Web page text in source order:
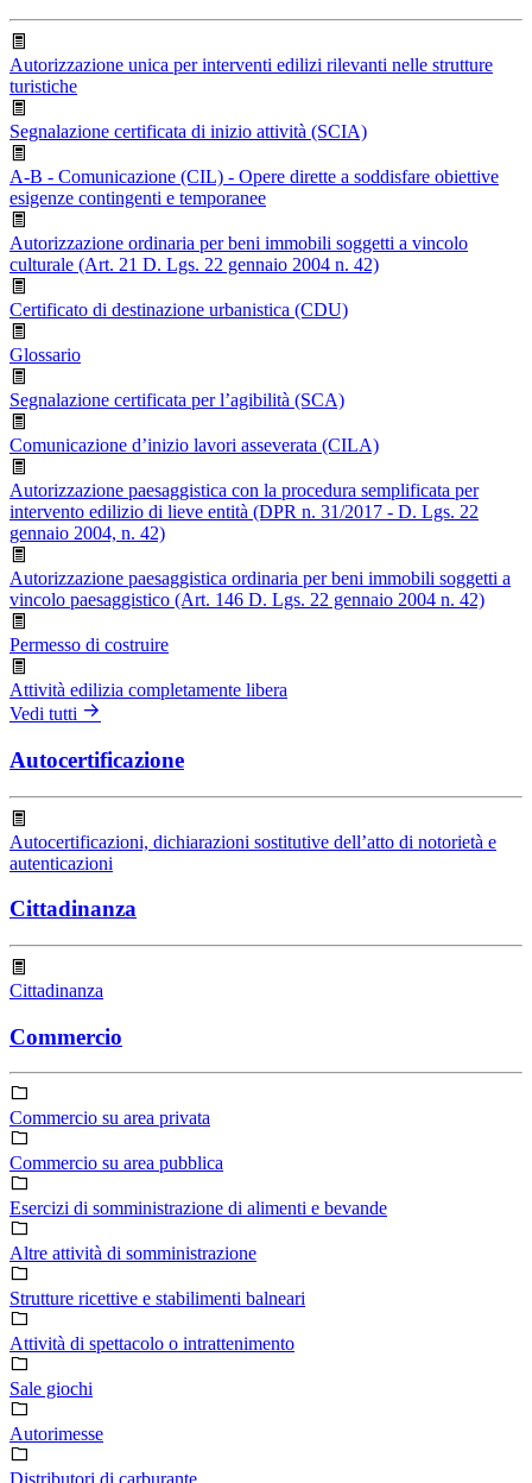
Autorizzazione unica per interventi edilizi rilevanti nelle strutture
turistiche
Segnalazione certificata di inizio attività (SCIA)
A-B - Comunicazione (CIL) - Opere dirette a soddisfare obiettive
esigenze contingenti e temporanee
Autorizzazione ordinaria per beni immobili soggetti a vincolo
culturale (Art. 21 D. Lgs. 22 gennaio 2004 n. 42)
Certificato di destinazione urbanistica (CDU)
Glossario
Segnalazione certificata per l’agibilità (SCA)
Comunicazione d’inizio lavori asseverata (CILA)
Autorizzazione paesaggistica con la procedura semplificata per
intervento edilizio di lieve entità (DPR n. 31/2017 - D. Lgs. 22
gennaio 2004, n. 42)
Autorizzazione paesaggistica ordinaria per beni immobili soggetti a
vincolo paesaggistico (Art. 146 D. Lgs. 22 gennaio 2004 n. 42)
Permesso di costruire
Attività edilizia completamente libera
Vedi tutti
Autocertificazione
Autocertificazioni, dichiarazioni sostitutive dell’atto di notorietà e
autenticazioni
Cittadinanza
Cittadinanza
Commercio
Commercio su area privata
Commercio su area pubblica
Esercizi di somministrazione di alimenti e bevande
Altre attività di somministrazione
Strutture ricettive e stabilimenti balneari
Attività di spettacolo o intrattenimento
Sale giochi
Autorimesse